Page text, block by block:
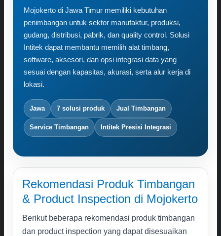
Kontak
Search
Mojokerto di Jawa Timur memiliki kebutuhan
penimbangan untuk sektor manufaktur, produksi,
gudang, distribusi, pabrik, dan quality control. Solusi
Intitek dapat membantu memilih alat timbang,
software, aksesori, dan opsi integrasi data yang
sesuai dengan kapasitas, akurasi, serta alur kerja di
lokasi.
Jawa 7 solusi produk Jual Timbangan
Service Timbangan Intitek Presisi Integrasi
Rekomendasi Produk Timbangan
& Product Inspection di Mojokerto
Berikut beberapa rekomendasi produk timbangan
dan product inspection yang dapat disesuaikan